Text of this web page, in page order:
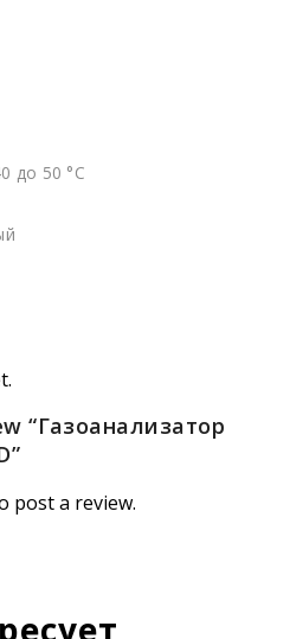
до 50 °C
“Газоанализатор
post a review.